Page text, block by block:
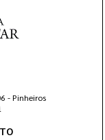
- Pinheiros